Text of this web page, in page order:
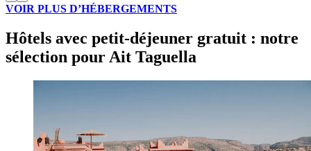
VOIR PLUS D’HÉBERGEMENTS
Hôtels avec petit-déjeuner gratuit : notre
sélection pour Ait Taguella